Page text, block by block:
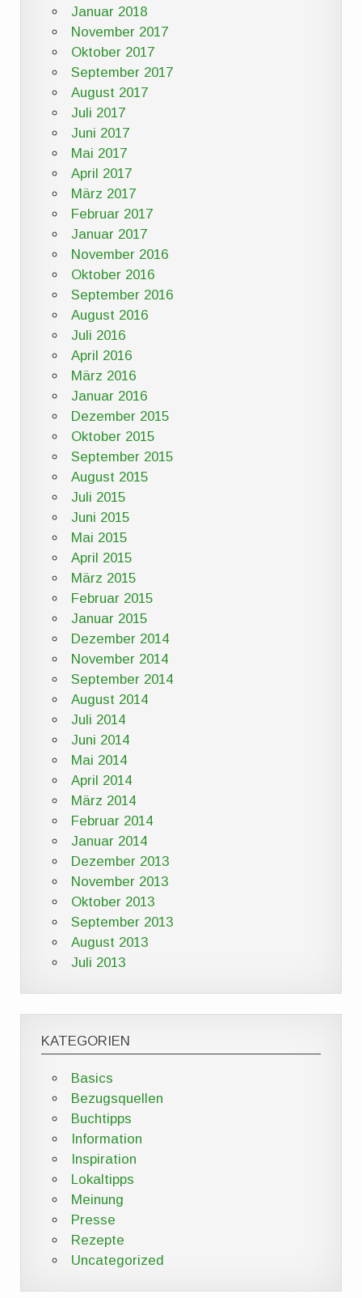
Januar 2018
November 2017
Oktober 2017
September 2017
August 2017
Juli 2017
Juni 2017
Mai 2017
April 2017
März 2017
Februar 2017
Januar 2017
November 2016
Oktober 2016
September 2016
August 2016
Juli 2016
April 2016
März 2016
Januar 2016
Dezember 2015
Oktober 2015
September 2015
August 2015
Juli 2015
Juni 2015
Mai 2015
April 2015
März 2015
Februar 2015
Januar 2015
Dezember 2014
November 2014
September 2014
August 2014
Juli 2014
Juni 2014
Mai 2014
April 2014
März 2014
Februar 2014
Januar 2014
Dezember 2013
November 2013
Oktober 2013
September 2013
August 2013
Juli 2013
KATEGORIEN
Basics
Bezugsquellen
Buchtipps
Information
Inspiration
Lokaltipps
Meinung
Presse
Rezepte
Uncategorized